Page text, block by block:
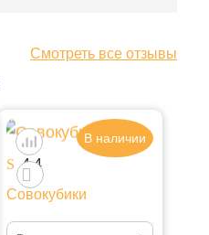
Смотреть все отзывы
В наличии
4.4
Совокубики